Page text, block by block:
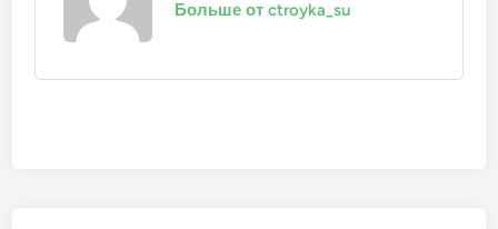
Больше от ctroyka_su